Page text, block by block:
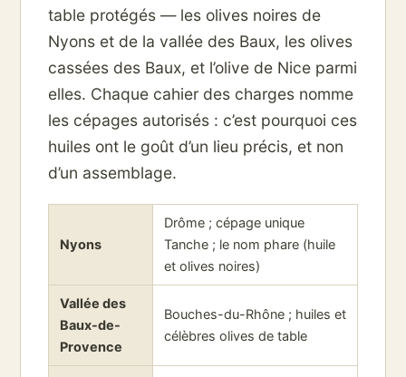
table protégés — les olives noires de
Nyons et de la vallée des Baux, les olives
cassées des Baux, et l’olive de Nice parmi
elles. Chaque cahier des charges nomme
les cépages autorisés : c’est pourquoi ces
huiles ont le goût d’un lieu précis, et non
d’un assemblage.
Nyons
Drôme ; cépage unique
Tanche ; le nom phare (huile
et olives noires)
Vallée des
Baux-de-
Provence
Bouches-du-Rhône ; huiles et
célèbres olives de table